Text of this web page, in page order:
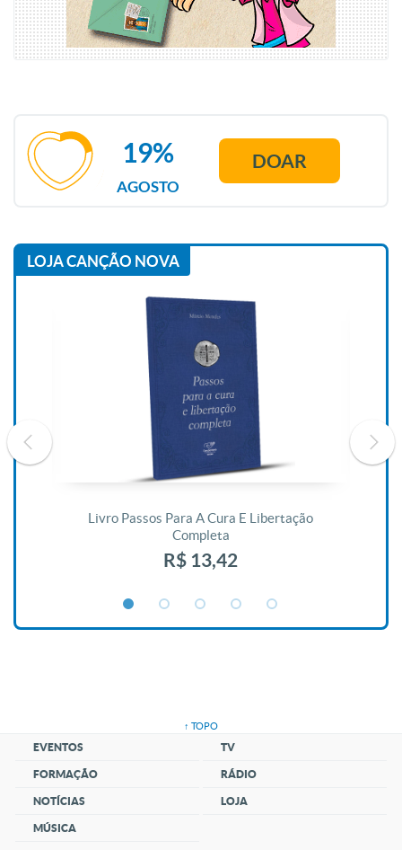
AGOSTO
19% DOAR
LOJA CANÇÃO NOVA
Livro Passos Para A Cura E Libertação
Completa
R$ 13,42
↑ TOPO
EVENTOS
FORMAÇÃO
NOTÍCIAS
MÚSICA
TV
RÁDIO
LOJA